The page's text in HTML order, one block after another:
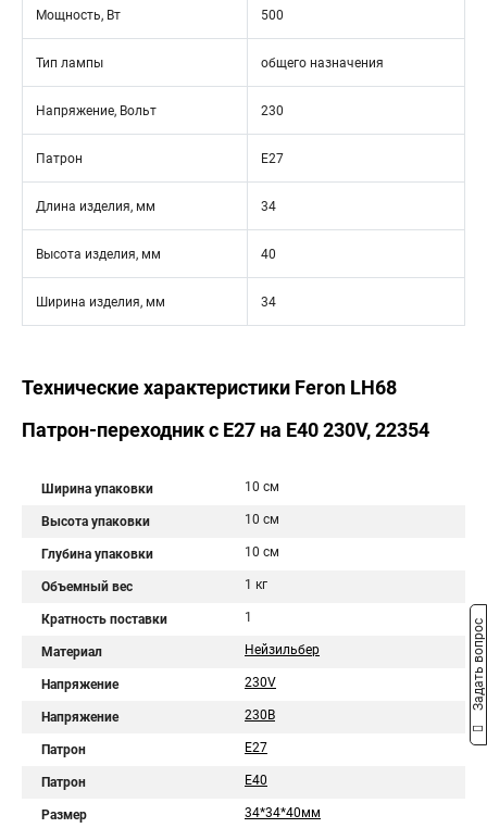
Мощность, Вт 500
Тип лампы общего назначения
Напряжение, Вольт 230
Патрон E27
Длина изделия, мм 34
Высота изделия, мм 40
Ширина изделия, мм 34
Технические характеристики Feron LH68
Патрон-переходник с E27 на E40 230V, 22354
Ширина упаковки 10 см
Высота упаковки 10 см
Глубина упаковки 10 см
Объемный вес 1 кг
Кратность поставки 1
Материал Нейзильбер
Напряжение 230V
Напряжение 230В
Патрон E27
Патрон E40
Размер 34*34*40мм
Задать вопрос